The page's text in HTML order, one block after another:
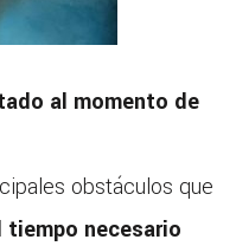
al momento de
obstáculos que
tiempo necesario